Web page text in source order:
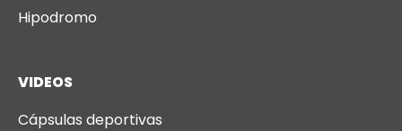
Hipodromo
VIDEOS
Cápsulas deportivas